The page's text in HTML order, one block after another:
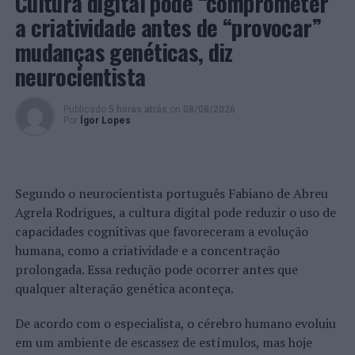
Facebook, que irão usufruir de uma experiência
gastronómica com notas de mar.
Também no dia 24, com o objetivo de dar a conhecer a
versatilidade das conservas da Pinhais, os visitantes do
Museu-Vivo poderão saborear, por um preço simbólico
de três euros, uma outra especialidade exclusiva para
conservas da mais elevada qualidade e ingredientes
frescos e naturais, sardinhas em azeite picante ou só em
azeite Pinhais, uma proposta da Madalena e da Joana,
equipa doCan-Tin, espaço de degustação que acolhe o
último momento da visita ao Museu-Vivo.
Este ano, a campanha da pesca da sardinha iniciou-se em
a criatividade antes de “provocar”
mudanças genéticas, diz
neurocientista
Publicado 5 horas atrás on 08/08/2026
Por
Ígor Lopes
Segundo o neurocientista português Fabiano de Abreu
Agrela Rodrigues, a cultura digital pode reduzir o uso de
capacidades cognitivas que favoreceram a evolução
humana, como a criatividade e a concentração
prolongada. Essa redução pode ocorrer antes que
qualquer alteração genética aconteça.
De acordo com o especialista, o cérebro humano evoluiu
em um ambiente de escassez de estímulos, mas hoje